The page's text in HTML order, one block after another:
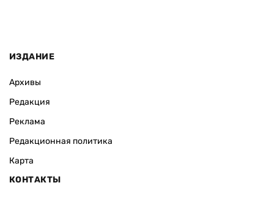
ИЗДАНИЕ
Архивы
Редакция
Реклама
Редакционная политика
Карта
КОНТАКТЫ